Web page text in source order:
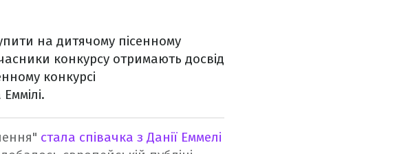
на дитячому пісенному
конкурсу отримають досвід
конкурсі
стала співачка з Данії Еммелі